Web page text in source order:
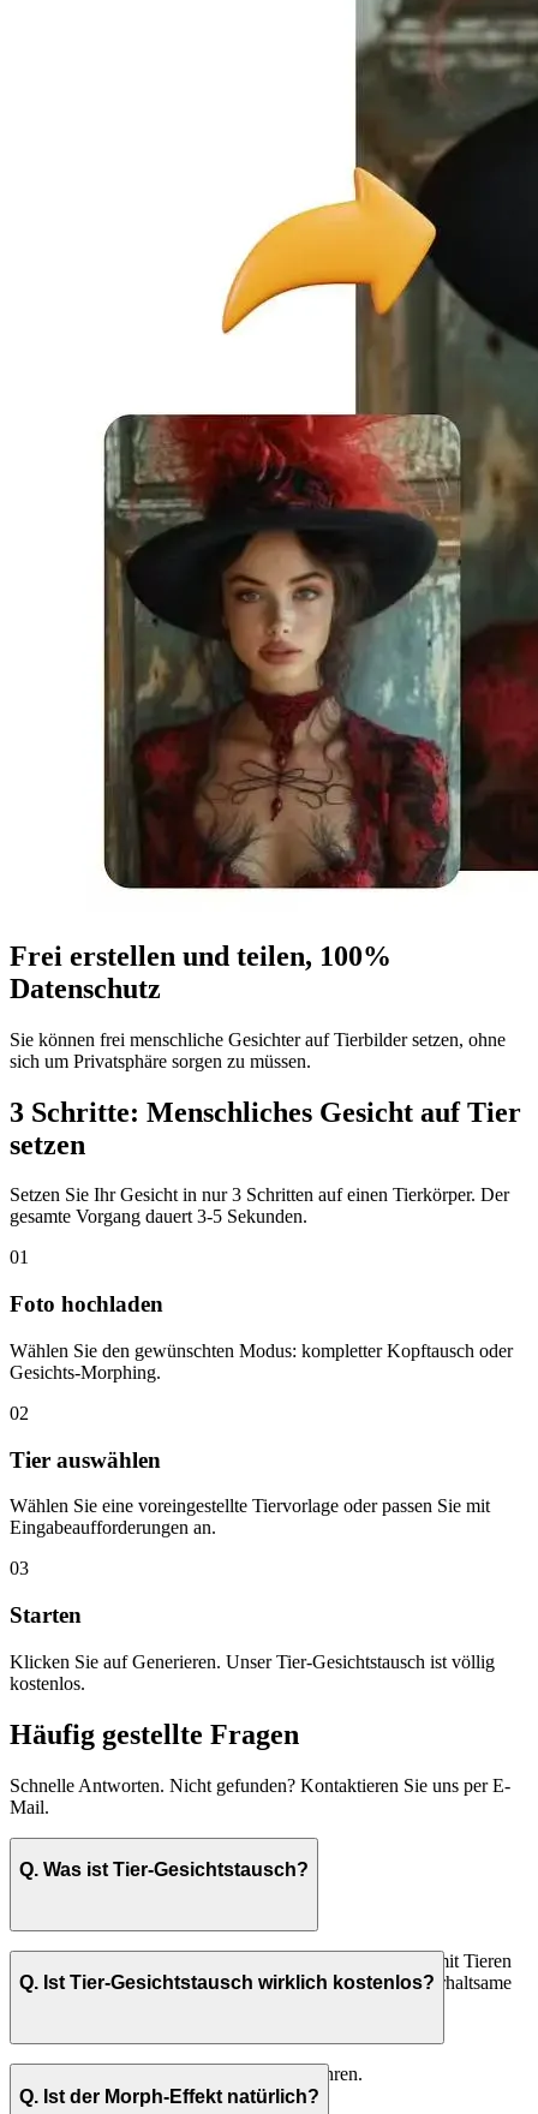
Frei erstellen und teilen, 100%
Datenschutz
Sie können frei menschliche Gesichter auf Tierbilder setzen, ohne
sich um Privatsphäre sorgen zu müssen.
3 Schritte: Menschliches Gesicht auf Tier
setzen
Setzen Sie Ihr Gesicht in nur 3 Schritten auf einen Tierkörper. Der
gesamte Vorgang dauert 3-5 Sekunden.
01
Foto hochladen
Wählen Sie den gewünschten Modus: kompletter Kopftausch oder
Gesichts-Morphing.
02
Tier auswählen
Wählen Sie eine voreingestellte Tiervorlage oder passen Sie mit
Eingabeaufforderungen an.
03
Starten
Klicken Sie auf Generieren. Unser Tier-Gesichtstausch ist völlig
kostenlos.
Häufig gestellte Fragen
Schnelle Antworten. Nicht gefunden? Kontaktieren Sie uns per E-
Mail.
Q. Was ist Tier-Gesichtstausch?
Eine unterhaltsame und kreative Möglichkeit, Gesichter mit Tieren
zu tauschen. Beide Optionen liefern realistische und unterhaltsame
Q. Ist Tier-Gesichtstausch wirklich kostenlos?
Ja, 100% kostenlos ohne versteckte Gebühren.
Q. Ist der Morph-Effekt natürlich?